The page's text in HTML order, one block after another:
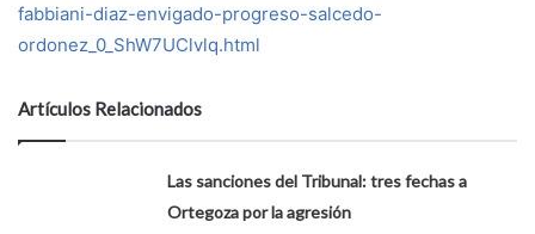
fabbiani-diaz-envigado-progreso-salcedo-
ordonez_0_ShW7UClvlq.html
Artículos Relacionados
Las sanciones del Tribunal: tres fechas a
Ortegoza por la agresión